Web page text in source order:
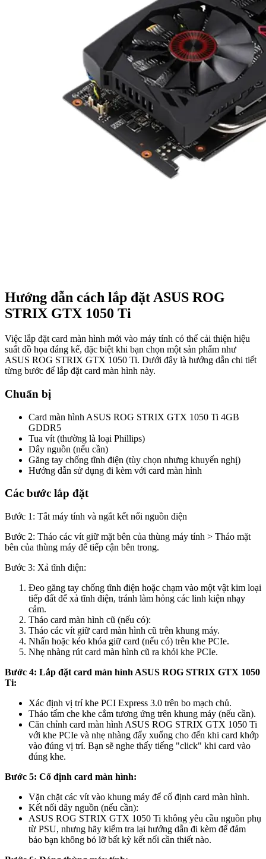
Hướng dẫn cách lắp đặt ASUS ROG
STRIX GTX 1050 Ti
Việc lắp đặt card màn hình mới vào máy tính có thể cải thiện hiệu
suất đồ họa đáng kể, đặc biệt khi bạn chọn một sản phẩm như
ASUS ROG STRIX GTX 1050 Ti. Dưới đây là hướng dẫn chi tiết
từng bước để lắp đặt card màn hình này.
Chuẩn bị
Card màn hình ASUS ROG STRIX GTX 1050 Ti 4GB
GDDR5
Tua vít (thường là loại Phillips)
Dây nguồn (nếu cần)
Găng tay chống tĩnh điện (tùy chọn nhưng khuyến nghị)
Hướng dẫn sử dụng đi kèm với card màn hình
Các bước lắp đặt
Bước 1: Tắt máy tính và ngắt kết nối nguồn điện
Bước 2: Tháo các vít giữ mặt bên của thùng máy tính > Tháo mặt
bên của thùng máy để tiếp cận bên trong.
Bước 3: Xả tĩnh điện:
Đeo găng tay chống tĩnh điện hoặc chạm vào một vật kim loại
tiếp đất để xả tĩnh điện, tránh làm hỏng các linh kiện nhạy
cảm.
Tháo card màn hình cũ (nếu có):
Tháo các vít giữ card màn hình cũ trên khung máy.
Nhấn hoặc kéo khóa giữ card (nếu có) trên khe PCIe.
Nhẹ nhàng rút card màn hình cũ ra khỏi khe PCIe.
Bước 4: Lắp đặt card màn hình ASUS ROG STRIX GTX 1050
Ti:
Xác định vị trí khe PCI Express 3.0 trên bo mạch chủ.
Tháo tấm che khe cắm tương ứng trên khung máy (nếu cần).
Căn chỉnh card màn hình ASUS ROG STRIX GTX 1050 Ti
với khe PCIe và nhẹ nhàng đẩy xuống cho đến khi card khớp
vào đúng vị trí. Bạn sẽ nghe thấy tiếng "click" khi card vào
đúng khe.
Bước 5: Cố định card màn hình:
Vặn chặt các vít vào khung máy để cố định card màn hình.
Kết nối dây nguồn (nếu cần):
ASUS ROG STRIX GTX 1050 Ti không yêu cầu nguồn phụ
từ PSU, nhưng hãy kiểm tra lại hướng dẫn đi kèm để đảm
bảo bạn không bỏ lỡ bất kỳ kết nối cần thiết nào.